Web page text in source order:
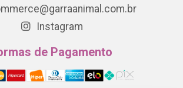
Instagram
de Pagamento